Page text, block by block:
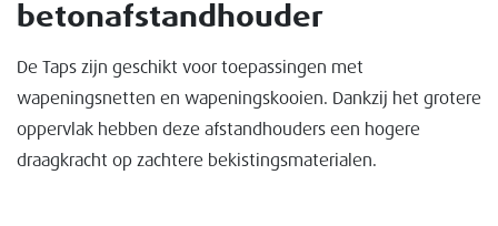
betonafstandhouder
De Taps zijn geschikt voor toepassingen met
wapeningsnetten en wapeningskooien. Dankzij het grotere
oppervlak hebben deze afstandhouders een hogere
draagkracht op zachtere bekistingsmaterialen.